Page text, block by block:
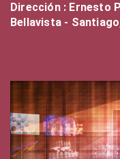
Dirección : Ernesto
Bellavista -